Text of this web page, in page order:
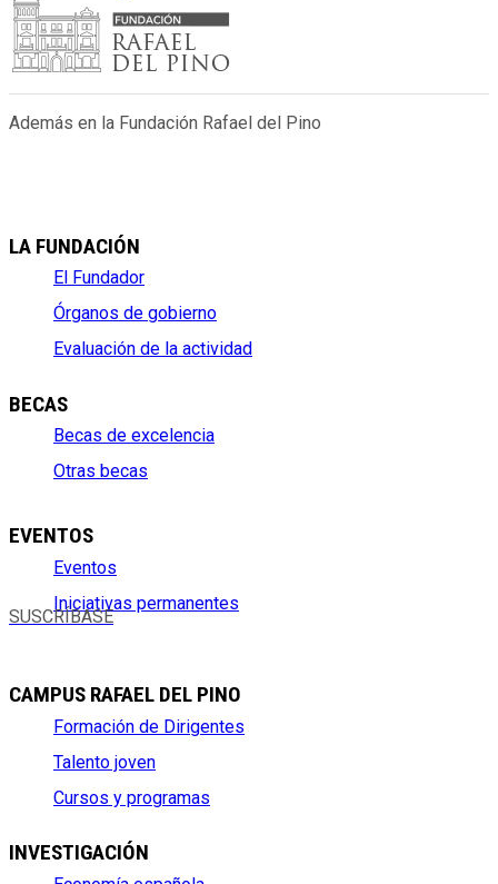
Además en la Fundación Rafael del Pino
LA FUNDACIÓN
El Fundador
Órganos de gobierno
Evaluación de la actividad
BECAS
Becas de excelencia
Otras becas
EVENTOS
Eventos
Iniciativas permanentes
SUSCRÍBASE
CAMPUS RAFAEL DEL PINO
Formación de Dirigentes
Talento joven
Cursos y programas
INVESTIGACIÓN